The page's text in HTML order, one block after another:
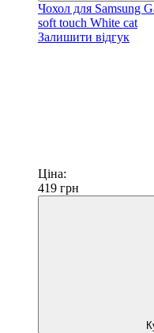
Чохол для Samsung
soft touch White cat
Залишити відгук
Ціна:
419 грн